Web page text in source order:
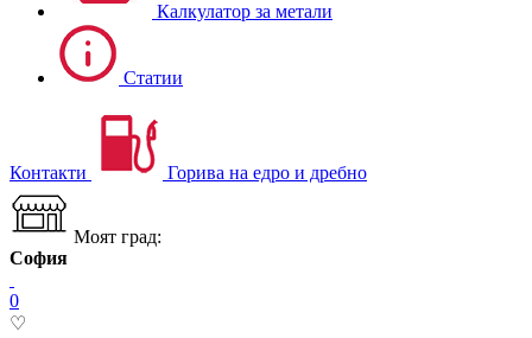
Калкулатор за метали
Статии
Контакти Горива на едро и дребно
Моят град:
София
0
♡